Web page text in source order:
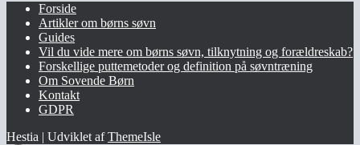
Forside
Artikler om børns søvn
Guides
Vil du vide mere om børns søvn, tilknytning og forældreskab?​
Forskellige puttemetoder og definition på søvntræning
Om Sovende Børn
Kontakt
GDPR
Hestia | Udviklet afThemeIsle